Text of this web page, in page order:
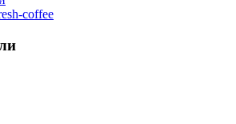
coffee